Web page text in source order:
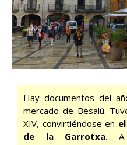
Hay documentos del
mercado de Besalú.
XIV, convirtiéndose en
de la Garrotxa.